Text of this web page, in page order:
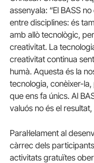
assenyala: “El BASS
entre disciplines: és
amb allò tecnològic,
creativitat. La
creativitat continua
humà. Aquesta és la
tecnologia, conèixer-
que ens fa únics. Al
valuós no és el
Paral·lelament al
càrrec dels
activitats gratuïtes